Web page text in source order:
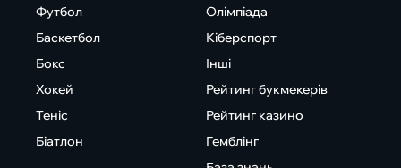
Футбол
Баскетбол
Бокс
Хокей
Теніс
Біатлон
Олімпіада
Кіберспорт
Інші
Рейтинг букмекерів
Рейтинг казино
Гемблінг